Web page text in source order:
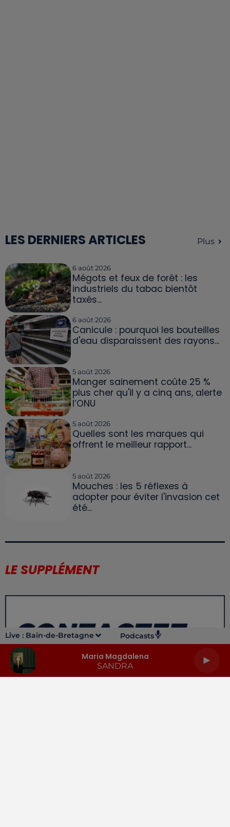
Live : Bain-de-Bretagne Podcasts
Maria Magdalena
SANDRA
LES DERNIERS ARTICLES Plus
6 août 2026
Mégots et feux de forêt : les
industriels du tabac bientôt
taxés...
6 août 2026
Canicule : pourquoi les bouteilles
d'eau disparaissent des rayons...
5 août 2026
Manger sainement coûte 25 %
plus cher qu'il y a cinq ans, alerte
l’ONU
5 août 2026
Quelles sont les marques qui
offrent le meilleur rapport...
5 août 2026
Mouches : les 5 réflexes à
adopter pour éviter l'invasion cet
été...
LE SUPPLÉMENT